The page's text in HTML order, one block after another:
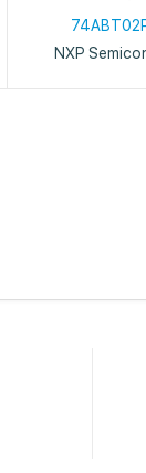
NXP